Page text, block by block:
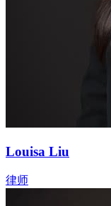
Louisa Liu
律师